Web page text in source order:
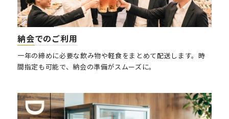
納会でのご利用
一年の締めに必要な飲み物や軽食をまとめて配送します。時
間指定も可能で、納会の準備がスムーズに。